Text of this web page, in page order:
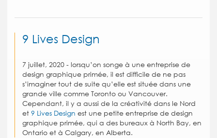
9 Lives Design
7 juillet, 2020 - lorsqu’on songe à une entreprise de
design graphique primée, il est difficile de ne pas
s’imaginer tout de suite qu’elle est située dans une
grande ville comme Toronto ou Vancouver.
Cependant, il y a aussi de la créativité dans le Nord
et 9 Lives Design est une petite entreprise de design
graphique primée, qui a des bureaux à North Bay, en
Ontario et à Calgary, en Alberta.